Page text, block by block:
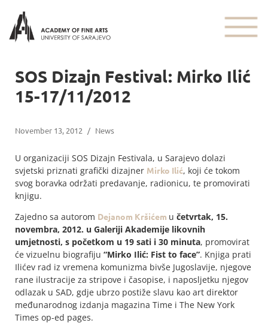
SOS Dizajn Festival: Mirko Ilić
15-17/11/2012
November 13, 2012 / News
U organizaciji SOS Dizajn Festivala, u Sarajevo dolazi
svjetski priznati grafički dizajner Mirko Ilić, koji će tokom
svog boravka održati predavanje, radionicu, te promovirati
knjigu.
Zajedno sa autorom Dejanom Kršićem u četvrtak, 15.
novembra, 2012. u Galeriji Akademije likovnih
umjetnosti, s početkom u 19 sati i 30 minuta, promovirat
će vizuelnu biografiju “Mirko Ilić: Fist to face”. Knjiga prati
Ilićev rad iz vremena komunizma bivše Jugoslavije, njegove
rane ilustracije za stripove i časopise, i naposljetku njegov
odlazak u SAD, gdje ubrzo postiže slavu kao art direktor
međunarodnog izdanja magazina Time i The New York
Times op-ed pages.